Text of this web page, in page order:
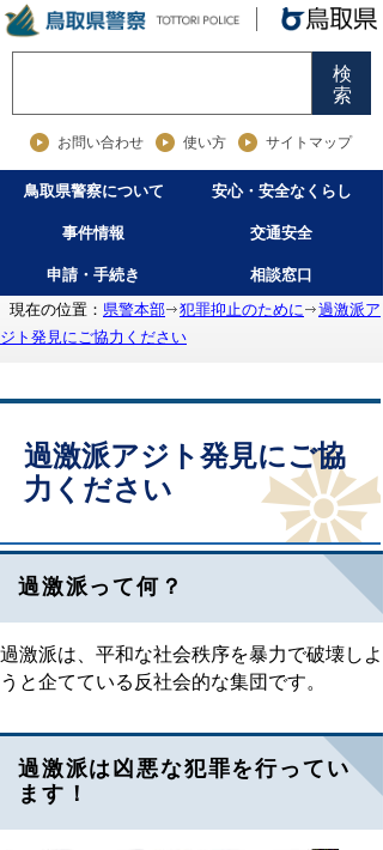
検
索
お問い合わせ 使い方 サイトマップ
鳥取県警察について 安心・安全なくらし
事件情報 交通安全
申請・手続き
相談窓口
現在の位置： 県警本部 犯罪抑止のために
過激派ア
ジト発見にご協力ください
過激派アジト発見にご協
力ください
過激派って何？
過激派は、平和な社会秩序を暴力で破壊しよ
うと企てている反社会的な集団です。
過激派は凶悪な犯罪を行ってい
ます！